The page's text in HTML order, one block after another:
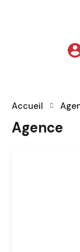
Accueil
Agence